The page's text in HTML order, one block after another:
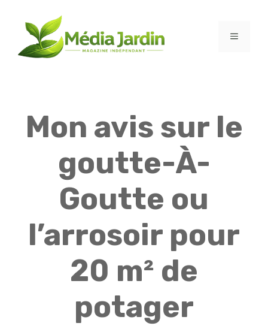
contenu
MENU
Mon avis sur le
goutte-À-
Goutte ou
l’arrosoir pour
20 m² de
potager